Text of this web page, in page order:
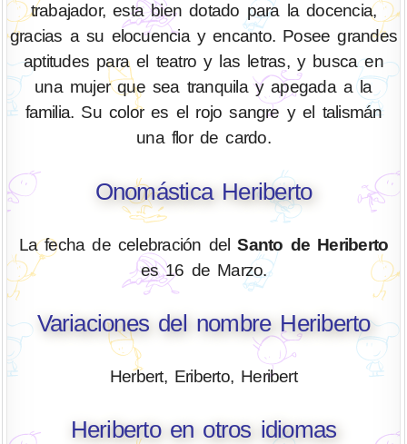
trabajador, esta bien dotado para la docencia,
gracias a su elocuencia y encanto. Posee grandes
aptitudes para el teatro y las letras, y busca en
una mujer que sea tranquila y apegada a la
familia. Su color es el rojo sangre y el talismán
una flor de cardo.
Onomástica Heriberto
La fecha de celebración delSanto de Heriberto
es 16 de Marzo.
Variaciones del nombre Heriberto
Herbert, Eriberto, Heribert
Heriberto en otros idiomas